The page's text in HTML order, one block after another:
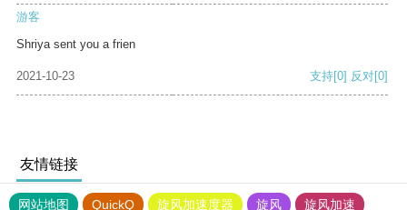
游客
Shriya sent you a frien
2021-10-23 支持[0] 反对[0]
友情链接
网站地图 QuickQ 旋风加速度器 旋风 旋风加速